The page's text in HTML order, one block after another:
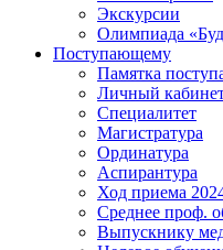
Экскурсии
Олимпиада
Поступающему
Памятка
Личный
Специалитет
Магистратура
Ординатура
Аспирантура
Ход приема
Среднее проф.
Выпускнику